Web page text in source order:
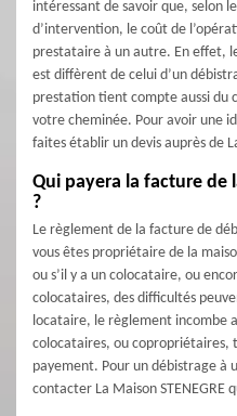
intéressant de savoir que, selon
d’intervention, le coût de
prestataire à un autre. En effet,
est diffèrent de celui d’un
prestation tient compte aussi du
votre cheminée. Pour avoir une
faites établir un devis auprès de
Qui payera la facture de
?
Le règlement de la facture de
vous êtes propriétaire de la
ou s’il y a un colocataire, ou
colocataires, des difficultés
locataire, le règlement incombe
colocataires, ou copropriétaires,
payement. Pour un débistrage à
contacter La Maison STENEGRE